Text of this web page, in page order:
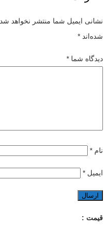
نشانی ایمیل شما منتشر نخواهد شد.
شده‌اند *
دیدگاه شما *
نام *
ایمیل *
قیمت :